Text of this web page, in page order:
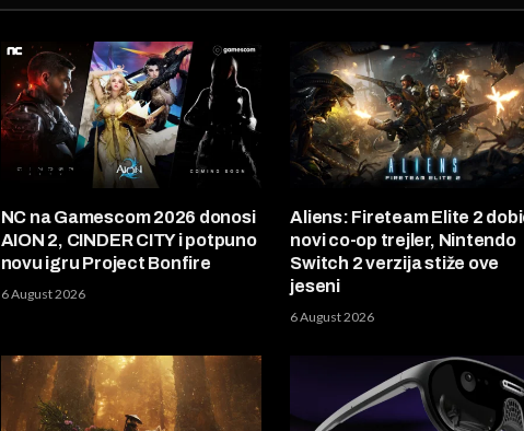
NC na Gamescom 2026 donosi
AION 2, CINDER CITY i potpuno
novu igru Project Bonfire
6 August 2026
Aliens: Fireteam Elite 2
novi co-op trejler, Nintendo
Switch 2 verzija stiže ove
jeseni
6 August 2026